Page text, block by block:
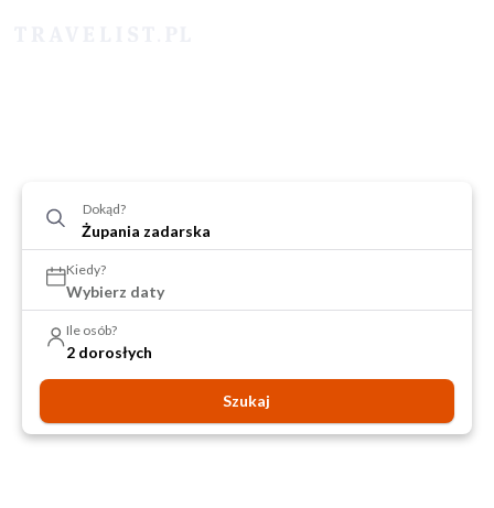
Dokąd?
Kiedy?
Wybierz daty
Ile osób?
2 dorosłych
Szukaj